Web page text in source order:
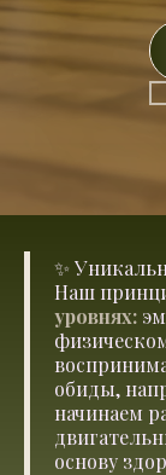
✨
Наш
уровнях:
обиды,
начинаем
основу